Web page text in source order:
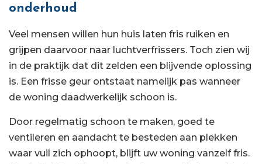
onderhoud
Veel mensen willen hun huis laten fris ruiken en
grijpen daarvoor naar luchtverfrissers. Toch zien wij
in de praktijk dat dit zelden een blijvende oplossing
is. Een frisse geur ontstaat namelijk pas wanneer
de woning daadwerkelijk schoon is.
Door regelmatig schoon te maken, goed te
ventileren en aandacht te besteden aan plekken
waar vuil zich ophoopt, blijft uw woning vanzelf fris.